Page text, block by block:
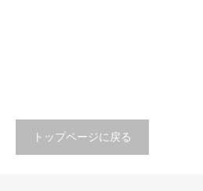
トップページに戻る